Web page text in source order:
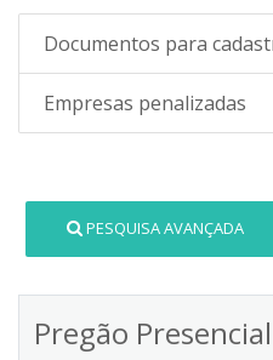
Documentos para
Empresas penalizadas
PESQUISA AVANÇADA
Pregão